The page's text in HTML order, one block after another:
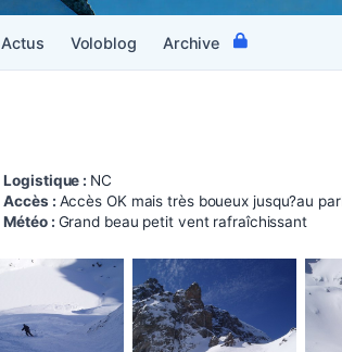
Actus Voloblog Archive
Logistique : NC
Accès : Accès OK mais très boueux jusqu?au
Météo : Grand beau petit vent rafraîchissant